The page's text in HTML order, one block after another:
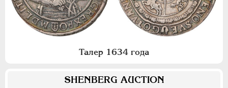
Талер 1634 года
SHENBERG AUCTION